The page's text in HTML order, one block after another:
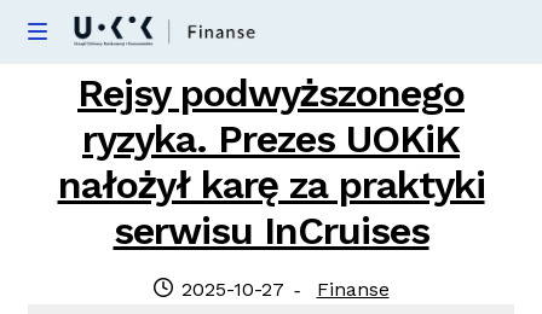
Skip
navigation
Skip
content
M
Nieautoryzowane transakcje
Kredyty hipoteczne
Kredyty konsumenckie
Rejsy podwyższonego
ryzyka. Prezes UOKiK
nałożył karę za praktyki
serwisu InCruises
Posted
2025-10-27 Category:
Finanse